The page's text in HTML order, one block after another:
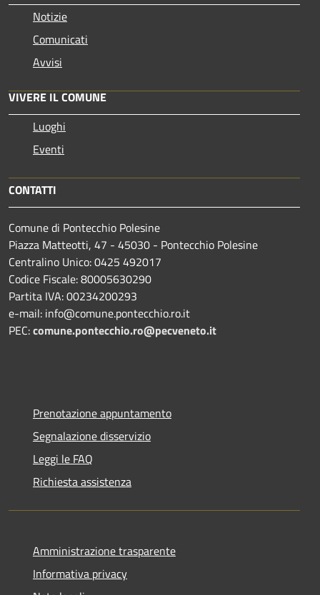
Notizie
Comunicati
Avvisi
VIVERE IL COMUNE
Luoghi
Eventi
CONTATTI
Comune di Pontecchio Polesine
Piazza Matteotti, 47 - 45030 - Pontecchio Polesine
Centralino Unico: 0425 492017
Codice Fiscale: 80005630290
Partita IVA: 00234200293
e-mail: info@comune.pontecchio.ro.it
PEC:comune.pontecchio.ro@pecveneto.it
Prenotazione appuntamento
Segnalazione disservizio
Leggi le FAQ
Richiesta assistenza
Amministrazione trasparente
Informativa privacy